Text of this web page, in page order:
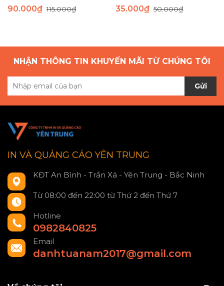
90.000₫115.000₫ 35.000₫ 50.000₫
NHẬN THÔNG TIN KHUYẾN MÃI TỪ CHÚNG TÔI
Gửi
IN VÀ QUẢNG CÁO YÊN TRUNG
KĐT An Bình - Trần Xá - Yên Trung - Bắc Ninh
Từ 08:00 đến 22:00 từ Thứ 2 đến Thứ 7
Hotline
0982840825
Email
danhtuanam2017@gmail.com